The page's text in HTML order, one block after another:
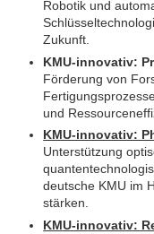
Robotik und
Zukunft.
KMU-innovativ:
Förderung von
und
KMU-innovativ:
Unterstützung
deutsche KMU im
stärken.
KMU-innovativ: